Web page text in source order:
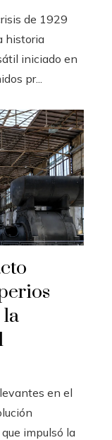
de 1929
historia
iniciado en
pr...
la
en el
impulsó la